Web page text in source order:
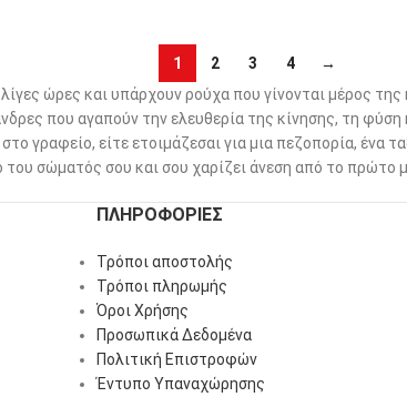
1 2 3 4
→
ώρες και υπάρχουν ρούχα που γίνονται μέρος
που αγαπούν την ελευθερία της κίνησης, τη φύση
γραφείο, είτε ετοιμάζεσαι για μια πεζοπορία, ένα
σώματός σου και σου χαρίζει άνεση από το πρώτο
ΠΛΗΡΟΦΟΡΊΕΣ
Τρόποι αποστολής
Τρόποι πληρωμής
Όροι Χρήσης
Προσωπικά Δεδομένα
Πολιτική Επιστροφών
Έντυπο Υπαναχώρησης